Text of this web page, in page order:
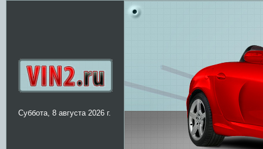
Суббота, 8 августа 2026 г.